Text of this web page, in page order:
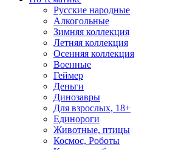
Русские народные
Алкогольные
Зимняя коллекция
Летняя коллекция
Осенняя коллекция
Военные
Геймер
Деньги
Динозавры
Для взрослых, 18+
Единороги
Животные, птицы
Космос, Роботы